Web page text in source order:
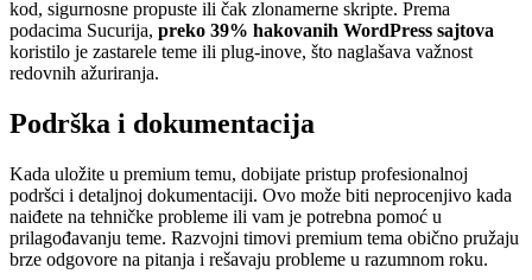
kod, sigurnosne propuste ili čak zlonamerne skripte. Prema
podacima Sucurija, preko 39% hakovanih WordPress sajtova
koristilo je zastarele teme ili plug-inove, što naglašava važnost
redovnih ažuriranja.
Podrška i dokumentacija
Kada uložite u premium temu, dobijate pristup profesionalnoj
podršci i detaljnoj dokumentaciji. Ovo može biti neprocenjivo kada
naiđete na tehničke probleme ili vam je potrebna pomoć u
prilagođavanju teme. Razvojni timovi premium tema obično pružaju
brze odgovore na pitanja i rešavaju probleme u razumnom roku.